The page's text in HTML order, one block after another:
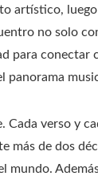
artístico,
no solo
para conectar
panorama
Cada verso y
más de dos
mundo.